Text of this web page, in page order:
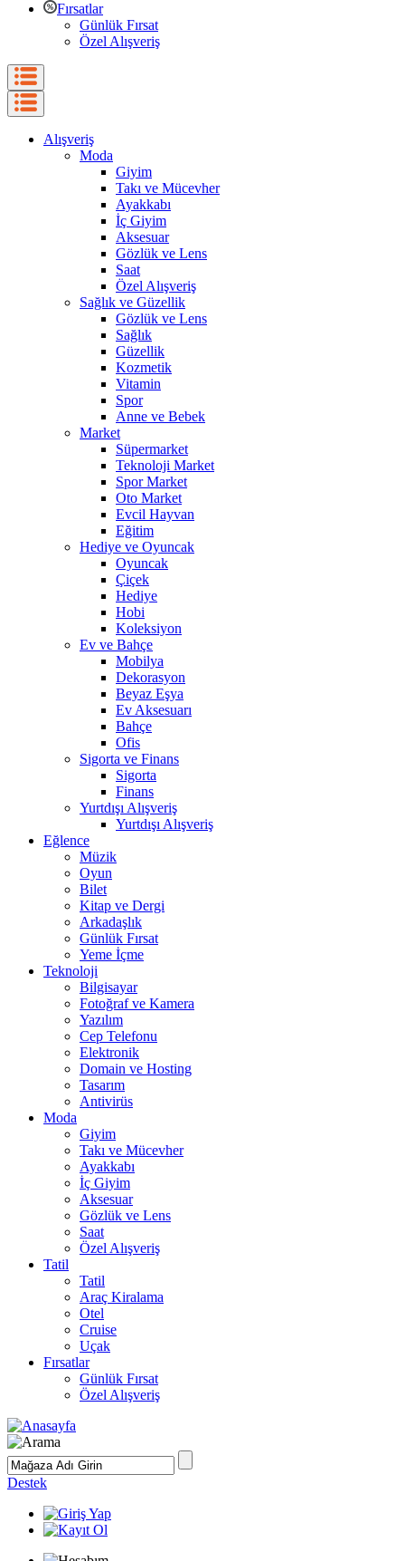
Fırsatlar
Günlük Fırsat
Özel Alışveriş
Alışveriş
Moda
Giyim
Takı ve Mücevher
Ayakkabı
İç Giyim
Aksesuar
Gözlük ve Lens
Saat
Özel Alışveriş
Sağlık ve Güzellik
Gözlük ve Lens
Sağlık
Güzellik
Kozmetik
Vitamin
Spor
Anne ve Bebek
Market
Süpermarket
Teknoloji Market
Spor Market
Oto Market
Evcil Hayvan
Eğitim
Hediye ve Oyuncak
Oyuncak
Çiçek
Hediye
Hobi
Koleksiyon
Ev ve Bahçe
Mobilya
Dekorasyon
Beyaz Eşya
Ev Aksesuarı
Bahçe
Ofis
Sigorta ve Finans
Sigorta
Finans
Yurtdışı Alışveriş
Yurtdışı Alışveriş
Eğlence
Müzik
Oyun
Bilet
Kitap ve Dergi
Arkadaşlık
Günlük Fırsat
Yeme İçme
Teknoloji
Bilgisayar
Fotoğraf ve Kamera
Yazılım
Cep Telefonu
Elektronik
Domain ve Hosting
Tasarım
Antivirüs
Moda
Giyim
Takı ve Mücevher
Ayakkabı
İç Giyim
Aksesuar
Gözlük ve Lens
Saat
Özel Alışveriş
Tatil
Tatil
Araç Kiralama
Otel
Cruise
Uçak
Fırsatlar
Günlük Fırsat
Özel Alışveriş
Destek